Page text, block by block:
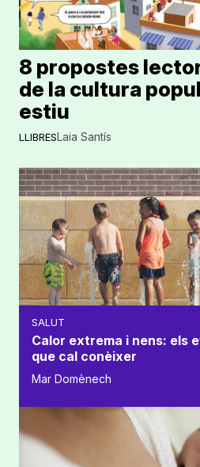
LLIBRES
8 propostes
de la cultura
estiu
Laia Santís
SALUT
Calor extrema i nens: els
que cal conèixer
Mar Domènech